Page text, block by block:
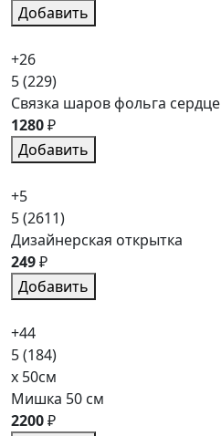
Добавить
+26
5(229)
Связка шаров фольга сердце
1280₽
Добавить
+5
5(2611)
Дизайнерская открытка
249₽
Добавить
+44
5(184)
x 50см
Мишка 50 см
2200₽